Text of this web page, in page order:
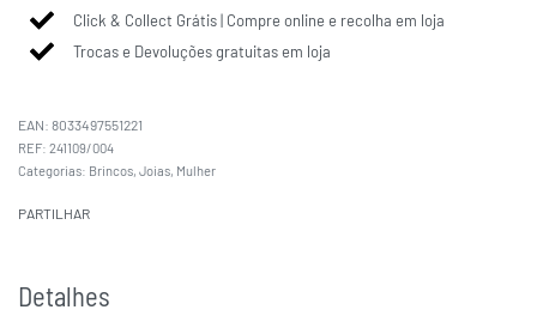
Click & Collect Grátis | Compre online e recolha em loja
Trocas e Devoluções gratuitas em loja
EAN: 8033497551221
241109/004
Categorias: Brincos, Joias, Mulher
PARTILHAR
Detalhes